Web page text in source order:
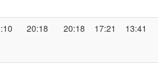
13:41
17:21
20:18
20:18
22:10